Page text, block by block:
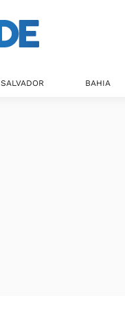
SALVADOR BAHIA